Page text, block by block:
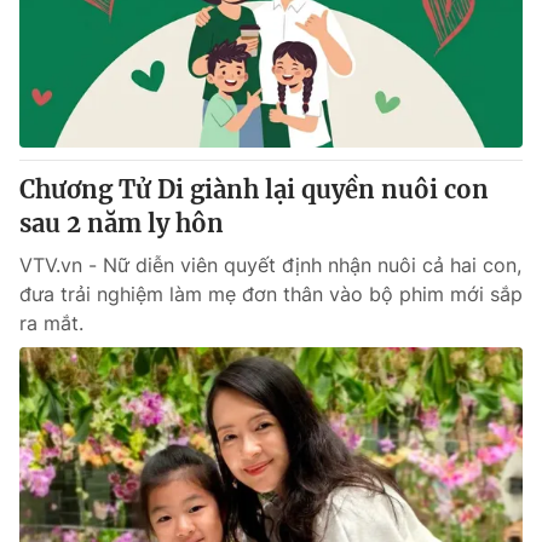
Thế giới đó đây
Câu chuyện quốc tế
Tài chính
Thị trường
Góc doanh nghiệp
Dữ liệu và đời sống
Truyền hình
Hậu trường
Nhân vật
Khán giả
Giải sao mai
Giải trí
Điện ảnh
Âm nhạc
Sao
Đời sống
Du lịch
Làm đẹp
Chất lượng cuộc sống
Giáo dục
Tuyển sinh
Học trực tuyến
Công nghệ
Hitech Công nghệ tương lai
Chương Tử Di giành lại quyền nuôi con
sau 2 năm ly hôn
VTV.vn - Nữ diễn viên quyết định nhận nuôi cả hai con,
đưa trải nghiệm làm mẹ đơn thân vào bộ phim mới sắp
ra mắt.